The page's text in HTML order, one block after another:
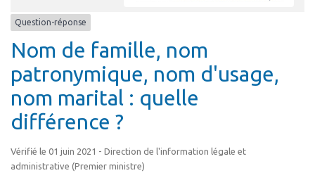
Question-réponse
Nom de famille, nom
patronymique, nom d'usage,
nom marital : quelle
différence ?
Vérifié le 01 juin 2021 - Direction de l'information légale et
administrative (Premier ministre)